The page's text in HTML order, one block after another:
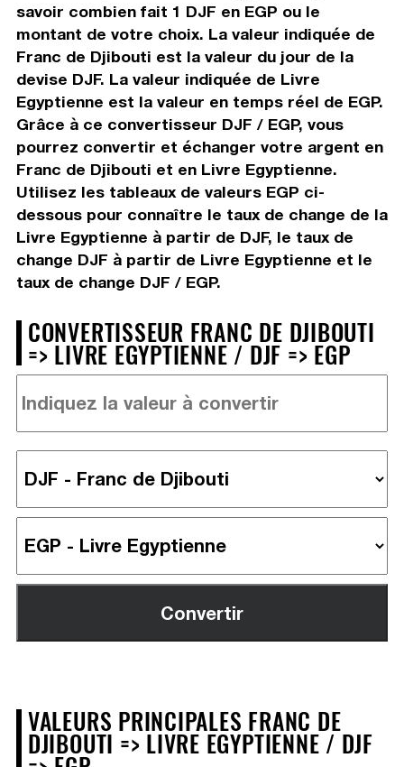
savoir combien fait 1 DJF en EGP ou le
montant de votre choix. La valeur indiquée de
Franc de Djibouti est la valeur du jour de la
devise DJF. La valeur indiquée de Livre
Egyptienne est la valeur en temps réel de EGP.
Grâce à ce convertisseur DJF / EGP, vous
pourrez convertir et échanger votre argent en
Franc de Djibouti et en Livre Egyptienne.
Utilisez les tableaux de valeurs EGP ci-
dessous pour connaître le taux de change de la
Livre Egyptienne à partir de DJF, le taux de
change DJF à partir de Livre Egyptienne et le
taux de change DJF / EGP.
CONVERTISSEUR FRANC DE DJIBOUTI
=> LIVRE EGYPTIENNE / DJF => EGP
VALEURS PRINCIPALES FRANC DE
DJIBOUTI => LIVRE EGYPTIENNE / DJF